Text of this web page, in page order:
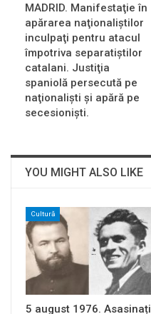
MADRID. Manifestaţie în
apărarea naţionaliştilor
inculpaţi pentru atacul
împotriva separatiştilor
catalani. Justiţia
spaniolă persecută pe
naţionalişti şi apără pe
secesionişti.
YOU MIGHT ALSO LIKE
Cultură
5 august 1976. Asasinați